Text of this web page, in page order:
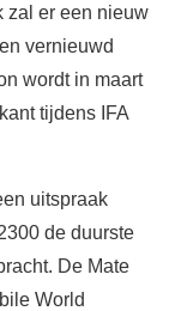
zal er een nieuw
vernieuwd
wordt in maart
tijdens IFA
uitspraak
de duurste
De Mate
World